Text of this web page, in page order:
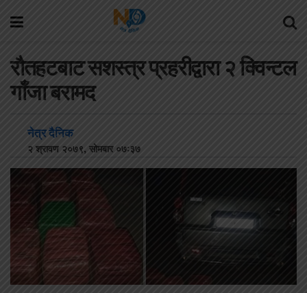
रौतहटबाट सशस्त्र प्रहरीद्वारा २ क्विन्टल
गाँजा बरामद
नेत्र दैनिक
२ श्रावण २०७९, सोमबार ०७:३७